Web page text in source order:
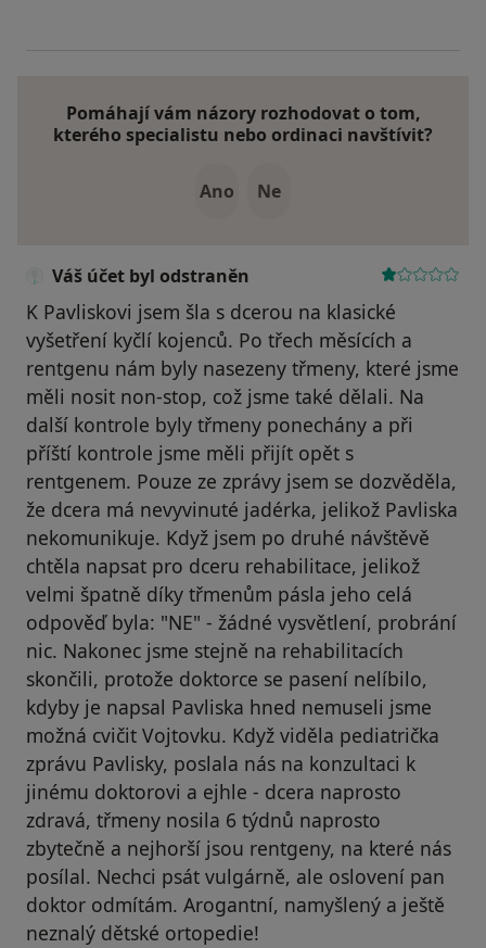
Pomáhají vám názory rozhodovat o tom,
kterého specialistu nebo ordinaci navštívit?
Ano Ne
Váš účet byl odstraněn
K Pavliskovi jsem šla s dcerou na klasické
vyšetření kyčlí kojenců. Po třech měsících a
rentgenu nám byly nasezeny třmeny, které jsme
měli nosit non-stop, což jsme také dělali. Na
další kontrole byly třmeny ponechány a při
příští kontrole jsme měli přijít opět s
rentgenem. Pouze ze zprávy jsem se dozvěděla,
že dcera má nevyvinuté jadérka, jelikož Pavliska
nekomunikuje. Když jsem po druhé návštěvě
chtěla napsat pro dceru rehabilitace, jelikož
velmi špatně díky třmenům pásla jeho celá
odpověď byla: "NE" - žádné vysvětlení, probrání
nic. Nakonec jsme stejně na rehabilitacích
skončili, protože doktorce se pasení nelíbilo,
kdyby je napsal Pavliska hned nemuseli jsme
možná cvičit Vojtovku. Když viděla pediatrička
zprávu Pavlisky, poslala nás na konzultaci k
jinému doktorovi a ejhle - dcera naprosto
zdravá, třmeny nosila 6 týdnů naprosto
zbytečně a nejhorší jsou rentgeny, na které nás
posílal. Nechci psát vulgárně, ale oslovení pan
doktor odmítám. Arogantní, namyšlený a ještě
neznalý dětské ortopedie!